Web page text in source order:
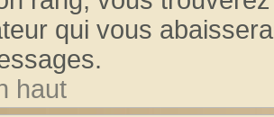
qui vous
haut